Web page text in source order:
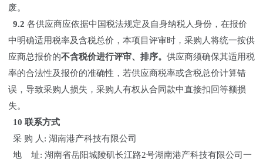
废。
9.2 各供应商应依据中国税法规定及自身纳税人身份，在报价
中明确适用税率及含税总价，本项目评审时，采购人将统一按供
应商总报价的不含税价进行评审、排序。 供应商须确保其适用税
率的合法性及报价的准确性，若供应商税率或含税总价计算错
误，导致采购人损失，采购人有权从合同款中直接扣回等额损
失。
10 联系方式
采 购 人: 湖南港产科技有限公司
地 址: 湖南省岳阳城陵矶长江路2号湖南港产科技有限公司一